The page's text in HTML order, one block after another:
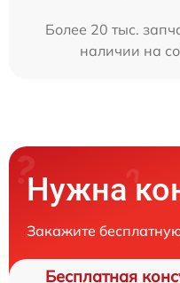
Более 20 тыс.
наличии на
Нужна
Закажите
Бесплатная